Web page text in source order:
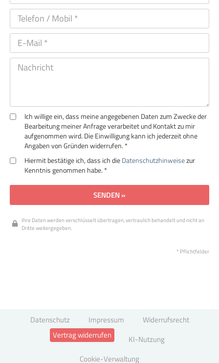
Ich willige ein, dass meine angegebenen Daten zum Zwecke der
Bearbeitung meiner Anfrage verarbeitet und Kontakt zu mir
aufgenommen wird. Die Einwilligung kann ich jederzeit ohne
Angaben von Gründen widerrufen. *
Hiermit bestätige ich, dass ich die Datenschutzhinweisezur
Kenntnis genommen habe. *
SENDEN »
Ihre Daten werden verschlüsselt übertragen, vertraulich behandelt und nicht an
Dritte weitergegeben.
* Pflichtfelder
Datenschutz Impressum
Widerrufsrecht
Vertrag widerrufen
KI-Nutzung
Cookie-Verwaltung